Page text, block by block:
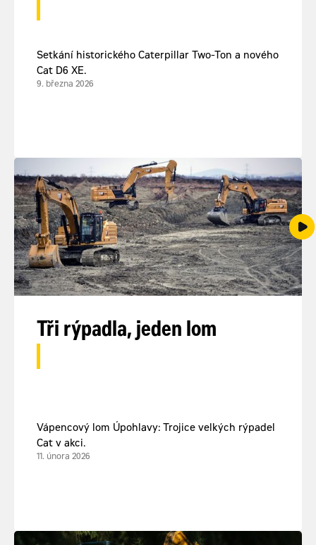
Setkání historického Caterpillar Two-Ton a nového
Cat D6 XE.
9. března 2026
Tři rýpadla, jeden lom
Vápencový lom Úpohlavy: Trojice velkých rýpadel
Cat v akci.
11. února 2026